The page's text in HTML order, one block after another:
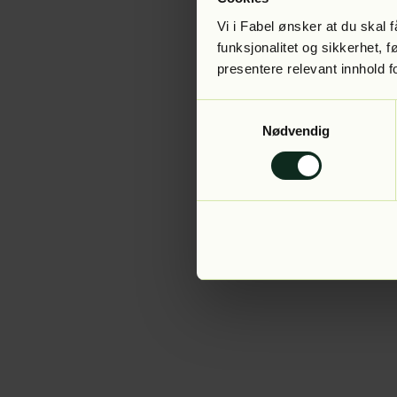
Vi i Fabel ønsker at du skal
funksjonalitet og sikkerhet,
presentere relevant innhold
Nødvendig
Application